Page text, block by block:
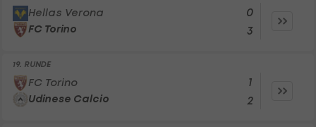
Hellas Verona
FC Torino
0
3
19. RUNDE
FC Torino
Udinese Calcio
1
2